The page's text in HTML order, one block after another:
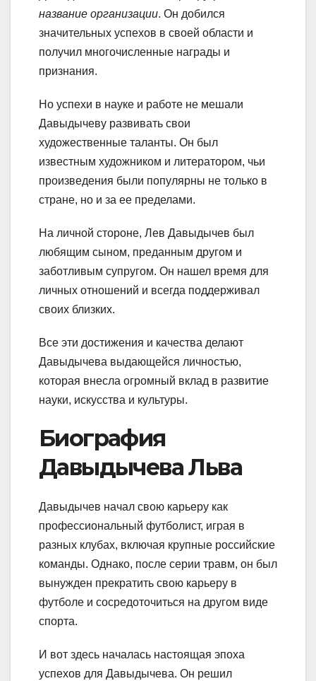
название организации. Он добился
значительных успехов в своей области и
получил многочисленные награды и
признания.
Но успехи в науке и работе не мешали
Давыдычеву развивать свои
художественные таланты. Он был
известным художником и литератором, чьи
произведения были популярны не только в
стране, но и за ее пределами.
На личной стороне, Лев Давыдычев был
любящим сыном, преданным другом и
заботливым супругом. Он нашел время для
личных отношений и всегда поддерживал
своих близких.
Все эти достижения и качества делают
Давыдычева выдающейся личностью,
которая внесла огромный вклад в развитие
науки, искусства и культуры.
Биография
Давыдычева Льва
Давыдычев начал свою карьеру как
профессиональный футболист, играя в
разных клубах, включая крупные российские
команды. Однако, после серии травм, он был
вынужден прекратить свою карьеру в
футболе и сосредоточиться на другом виде
спорта.
И вот здесь началась настоящая эпоха
успехов для Давыдычева. Он решил